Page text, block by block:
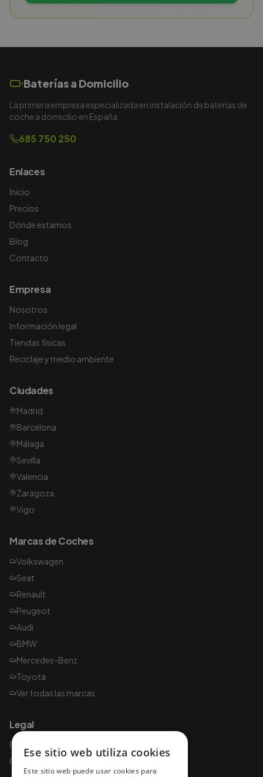
Baterías a Domicilio
La primera empresa especializada en instalación de baterías de
coche a domicilio en España.
685 750 250
Enlaces
Inicio
Precios
Dónde estamos
Blog
Contacto
Empresa
Nosotros
Información legal
Tiendas físicas
Reciclaje y medio ambiente
Ciudades
Madrid
Barcelona
Málaga
Sevilla
Valencia
Zaragoza
Vigo
Marcas de Coches
Volkswagen
Seat
Renault
Peugeot
Audi
BMW
Mercedes-Benz
Toyota
Ver todas las marcas
Legal
Política de privacidad
Política de cookies
Ese sitio web utiliza cookies
Este sitio web puede usar cookies para